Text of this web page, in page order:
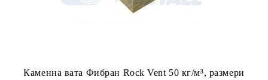
Каменна вата Фибран Rock Vent 50 кг/м³, размери